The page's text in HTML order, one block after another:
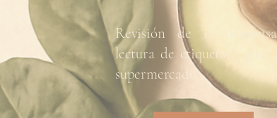
Revisión de la
lectura de etiquetas · guía
supermercado